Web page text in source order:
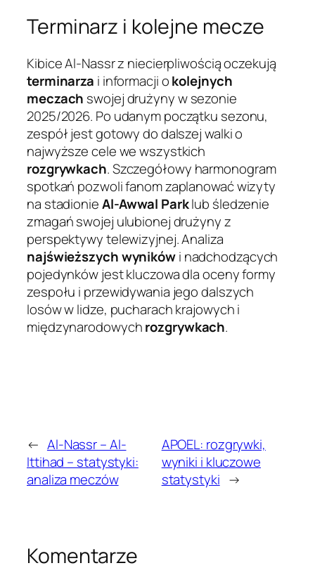
Terminarz i kolejne mecze
Kibice Al-Nassr z niecierpliwością oczekują
terminarza i informacji okolejnych
meczach swojej drużyny w sezonie
2025/2026. Po udanym początku sezonu,
zespół jest gotowy do dalszej walki o
najwyższe cele we wszystkich
rozgrywkach. Szczegółowy harmonogram
spotkań pozwoli fanom zaplanować wizyty
na stadionieAl-Awwal Parklub śledzenie
zmagań swojej ulubionej drużyny z
perspektywy telewizyjnej. Analiza
najświeższych wynikówi nadchodzących
pojedynków jest kluczowa dla oceny formy
zespołu i przewidywania jego dalszych
losów w lidze, pucharach krajowych i
międzynarodowychrozgrywkach.
← Al-Nassr – Al-
Ittihad – statystyki:
analiza meczów
APOEL: rozgrywki,
wyniki i kluczowe
statystyki →
Komentarze